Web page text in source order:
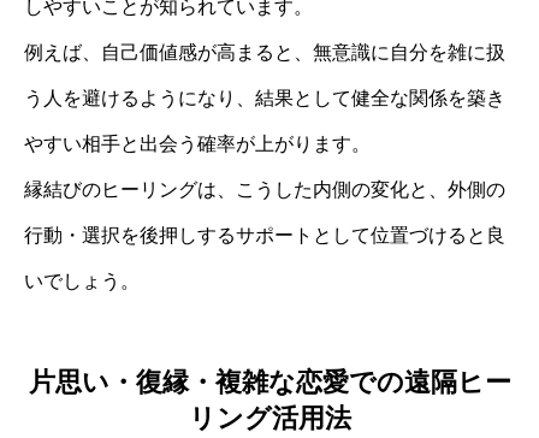
しやすいことが知られています。
例えば、自己価値感が高まると、無意識に自分を雑に扱
う人を避けるようになり、結果として健全な関係を築き
やすい相手と出会う確率が上がります。
縁結びのヒーリングは、こうした内側の変化と、外側の
行動・選択を後押しするサポートとして位置づけると良
いでしょう。
片思い・復縁・複雑な恋愛での遠隔ヒー
リング活用法